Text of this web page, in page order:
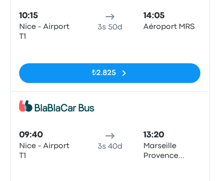
10:15
Nice - Airport
T1
3s 50d
14:05
Aéroport MRS
₺2.825
09:40
Nice - Airport
T1
3s 40d
13:20
Marseille
Provence